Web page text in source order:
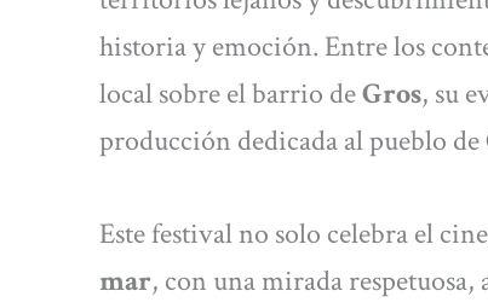
historia y emoción. Entre los
local sobre el barrio deGros, su
producción dedicada al pueblo de
Este festival no solo celebra el
mar, con una mirada